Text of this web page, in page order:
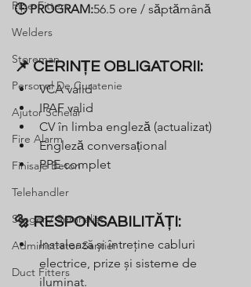
Pipe-Fitters
Welders
Storeman
Personal De Curatenie
Ajutor Schelar
Fire Alarm
Finisaje Beton
Telehandler
Slinger / Semnalist
Administrator Santier
Duct Fitters
🕒 PROGRAM:56.5 ore / săptămână
📌 CERINȚE OBLIGATORII:
VCA valid
IPAF valid
CV în limba engleză (actualizat)
Engleză conversațional
PPE complet
🔩 RESPONSABILITĂȚI:
Instalează și întreține cabluri
electrice, prize și sisteme de
iluminat.